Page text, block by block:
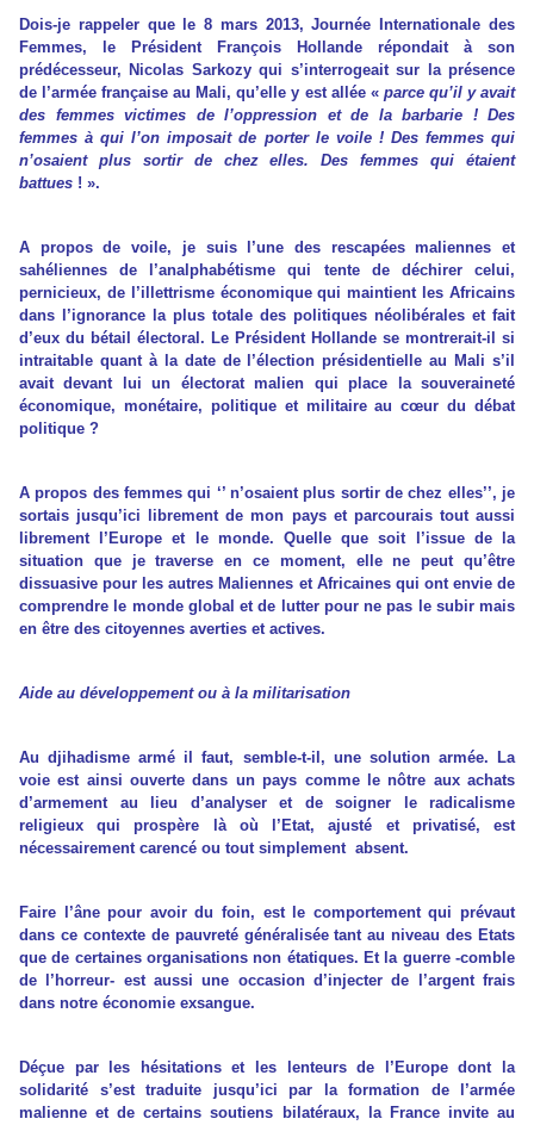
Dois-je rappeler que le 8 mars 2013, Journée Internationale des
Femmes, le Président François Hollande répondait à son
prédécesseur, Nicolas Sarkozy qui s’interrogeait sur la présence
de l’armée française au Mali, qu’elle y est allée « parce qu’il y avait
des femmes victimes de l’oppression et de la barbarie ! Des
femmes à qui l’on imposait de porter le voile ! Des femmes qui
n’osaient plus sortir de chez elles. Des femmes qui étaient
battues ! ».
A propos de voile, je suis l’une des rescapées maliennes et
sahéliennes de l’analphabétisme qui tente de déchirer celui,
pernicieux, de l’illettrisme économique qui maintient les Africains
dans l’ignorance la plus totale des politiques néolibérales et fait
d’eux du bétail électoral. Le Président Hollande se montrerait-il si
intraitable quant à la date de l’élection présidentielle au Mali s’il
avait devant lui un électorat malien qui place la souveraineté
économique, monétaire, politique et militaire au cœur du débat
politique ?
A propos des femmes qui ‘’ n’osaient plus sortir de chez elles’’, je
sortais jusqu’ici librement de mon pays et parcourais tout aussi
librement l’Europe et le monde. Quelle que soit l’issue de la
situation que je traverse en ce moment, elle ne peut qu’être
dissuasive pour les autres Maliennes et Africaines qui ont envie de
comprendre le monde global et de lutter pour ne pas le subir mais
en être des citoyennes averties et actives.
Aide au développement ou à la militarisation
Au djihadisme armé il faut, semble-t-il, une solution armée. La
voie est ainsi ouverte dans un pays comme le nôtre aux achats
d’armement au lieu d’analyser et de soigner le radicalisme
religieux qui prospère là où l’Etat, ajusté et privatisé, est
nécessairement carencé ou tout simplement absent.
Faire l’âne pour avoir du foin, est le comportement qui prévaut
dans ce contexte de pauvreté généralisée tant au niveau des Etats
que de certaines organisations non étatiques. Et la guerre -comble
de l’horreur- est aussi une occasion d’injecter de l’argent frais
dans notre économie exsangue.
Déçue par les hésitations et les lenteurs de l’Europe dont la
solidarité s’est traduite jusqu’ici par la formation de l’armée
malienne et de certains soutiens bilatéraux, la France invite au